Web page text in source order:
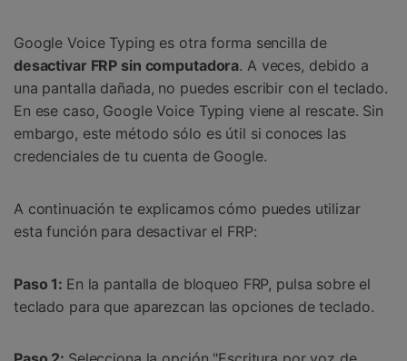
Google Voice Typing es otra forma sencilla de
desactivar FRP sin computadora. A veces, debido a
una pantalla dañada, no puedes escribir con el teclado.
En ese caso, Google Voice Typing viene al rescate. Sin
embargo, este método sólo es útil si conoces las
credenciales de tu cuenta de Google.
A continuación te explicamos cómo puedes utilizar
esta función para desactivar el FRP:
Paso 1: En la pantalla de bloqueo FRP, pulsa sobre el
teclado para que aparezcan las opciones de teclado.